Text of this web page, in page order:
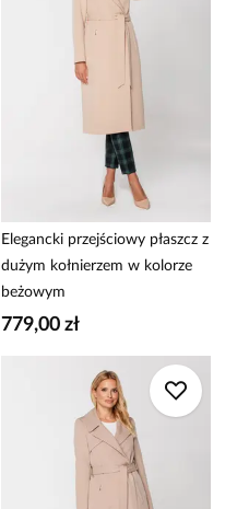
Elegancki przejściowy płaszcz z
dużym kołnierzem w kolorze
beżowym
779,00 zł